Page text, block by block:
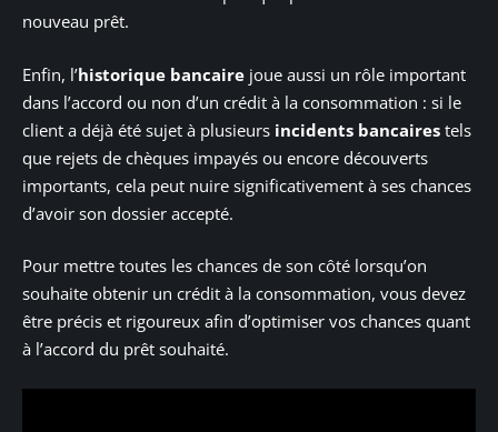
nouveau prêt.
Enfin, l’historique bancaire joue aussi un rôle important
dans l’accord ou non d’un crédit à la consommation : si le
client a déjà été sujet à plusieurs incidents bancaires tels
que rejets de chèques impayés ou encore découverts
importants, cela peut nuire significativement à ses chances
d’avoir son dossier accepté.
Pour mettre toutes les chances de son côté lorsqu’on
souhaite obtenir un crédit à la consommation, vous devez
être précis et rigoureux afin d’optimiser vos chances quant
à l’accord du prêt souhaité.